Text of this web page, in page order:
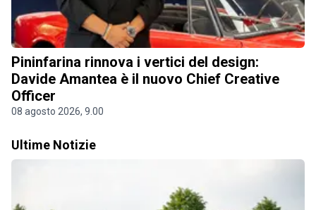
Pininfarina rinnova i vertici del design:
Davide Amantea è il nuovo Chief Creative
Officer
08 agosto 2026, 9.00
Ultime Notizie